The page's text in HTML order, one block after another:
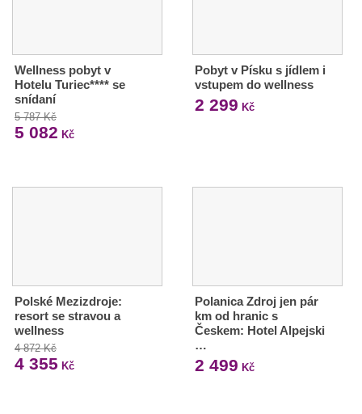
Wellness pobyt v
Hotelu Turiec**** se
snídaní
5 787 Kč
5 082 Kč
Pobyt v Písku s jídlem i
vstupem do wellness
2 299 Kč
Polské Mezizdroje:
resort se stravou a
wellness
4 872 Kč
4 355 Kč
Polanica Zdroj jen pár
km od hranic s
Českem: Hotel Alpejski
…
2 499 Kč